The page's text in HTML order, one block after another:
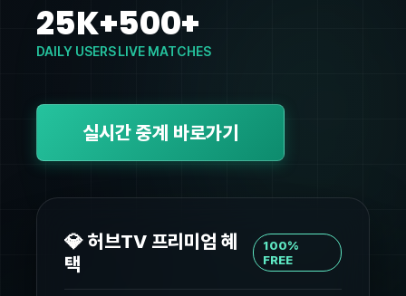
25K+
DAILY USERS
500+
LIVE MATCHES
실시간 중계 바로가기
💎 허브TV 프리미엄 혜
택
100%
FREE